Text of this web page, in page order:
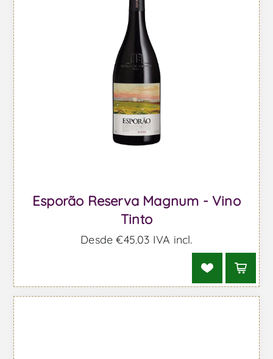
Esporão Reserva Magnum - Vino
Tinto
Desde €45,03 IVA incl.